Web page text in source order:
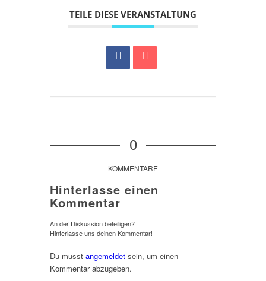
TEILE DIESE VERANSTALTUNG
0
KOMMENTARE
Hinterlasse einen
Kommentar
An der Diskussion beteiligen?
Hinterlasse uns deinen Kommentar!
Du musst angemeldet sein, um einen
Kommentar abzugeben.